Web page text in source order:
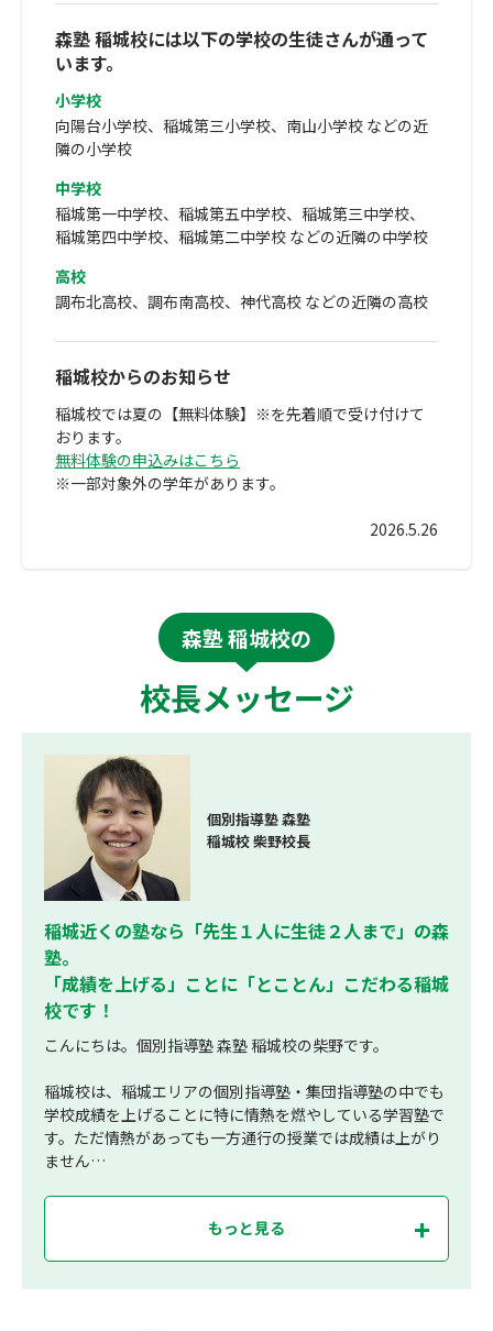
森塾 稲城校には以下の学校の生徒さんが通って
います。
小学校
向陽台小学校、稲城第三小学校、南山小学校 などの近
隣の小学校
中学校
稲城第一中学校、稲城第五中学校、稲城第三中学校、
稲城第四中学校、稲城第二中学校 などの近隣の中学校
高校
調布北高校、調布南高校、神代高校 などの近隣の高校
稲城校からのお知らせ
稲城校では夏の【無料体験】※を先着順で受け付けて
おります。
無料体験の申込みはこちら
※一部対象外の学年があります。
2026.5.26
森塾 稲城校の
校長メッセージ
個別指導塾 森塾
稲城校 柴野校長
稲城近くの塾なら「先生１人に生徒２人まで」の森
塾。
「成績を上げる」ことに「とことん」こだわる稲城
校です！
こんにちは。個別指導塾 森塾 稲城校の柴野です。
稲城校は、稲城エリアの個別指導塾・集団指導塾の中でも
学校成績を上げることに特に情熱を燃やしている学習塾で
す。ただ情熱があっても一方通行の授業では成績は上がり
ません…
もっと見る